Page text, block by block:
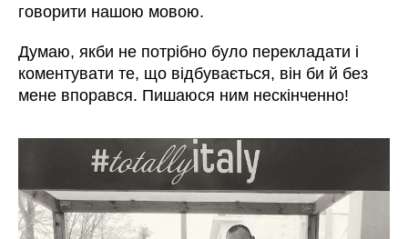
говорити нашою мовою.
Думаю, якби не потрібно було перекладати і
коментувати те, що відбувається, він би й без
мене впорався. Пишаюся ним нескінченно!